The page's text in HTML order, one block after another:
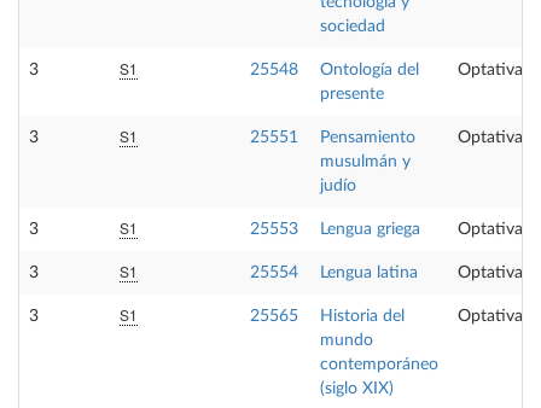
sociedad
3 S1 25548
Ontología del
presente
Optativa
3 S1 25551
Pensamiento
musulmán y
judío
Optativa
3 S1 25553 Lengua griega Optativa
3 S1 25554 Lengua latina Optativa
3 S1 25565
Historia del
mundo
contemporáneo
(siglo XIX)
Optativa